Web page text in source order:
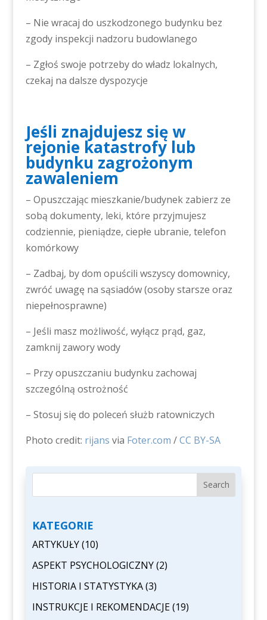
– Nie wracaj do uszkodzonego budynku bez
zgody inspekcji nadzoru budowlanego
– Zgłoś swoje potrzeby do władz lokalnych,
czekaj na dalsze dyspozycje
Jeśli znajdujesz się w
rejonie katastrofy lub
budynku zagrożonym
zawaleniem
– Opuszczając mieszkanie/budynek zabierz ze
sobą dokumenty, leki, które przyjmujesz
codziennie, pieniądze, ciepłe ubranie, telefon
komórkowy
– Zadbaj, by dom opuścili wszyscy domownicy,
zwróć uwagę na sąsiadów (osoby starsze oraz
niepełnosprawne)
– Jeśli masz możliwość, wyłącz prąd, gaz,
zamknij zawory wody
– Przy opuszczaniu budynku zachowaj
szczególną ostrożność
– Stosuj się do poleceń służb ratowniczych
Photo credit: rijans via Foter.com /CC BY-SA
KATEGORIE
ARTYKUŁY(10)
ASPEKT PSYCHOLOGICZNY(2)
HISTORIA I STATYSTYKA(3)
INSTRUKCJE I REKOMENDACJE(19)